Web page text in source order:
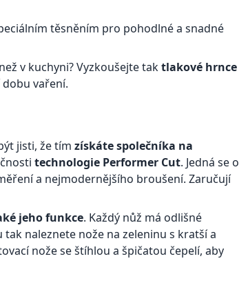
těsněním pro pohodlné a snadné
v kuchyni? Vyzkoušejte taktlakové hrnce
vaření.
jisti, že tím získáte společníka na
technologie Performer Cut. Jedná se o
a nejmodernějšího broušení. Zaručují
jeho funkce. Každý nůž má odlišné
naleznete nože na zeleninu s kratší a
nože se štíhlou a špičatou čepelí, aby